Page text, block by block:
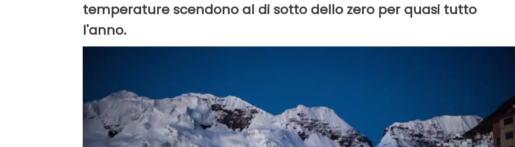
temperature scendono al di sotto dello zero per quasi tutto
l'anno.